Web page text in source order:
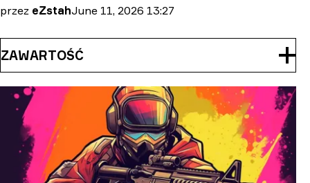
przez eZstahJune 11, 2026 13:27
ZAWARTOŚĆ
14. Tyloo | Stockholm 2021
13. Natus Vincere | Paris 2023 (Holo)
12. Team SoloMid | Cologne 2015
11. Kawaii T (Holo)
10. NEOFRAG | Paris 2023 (Holo)
9. Fnatic | Paris 2023 (Holo)